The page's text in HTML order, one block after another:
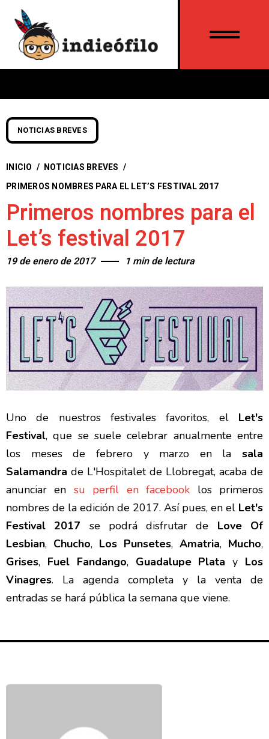
NOTICIAS BREVES
INICIO / NOTICIAS BREVES /
PRIMEROS NOMBRES PARA EL LET’S FESTIVAL 2017
Primeros nombres para el
Let’s festival 2017
19 de enero de 2017 1 min de lectura
Uno de nuestros festivales favoritos, el Let's
Festival, que se suele celebrar anualmente entre
los meses de febrero y marzo en la sala
Salamandra de L'Hospitalet de Llobregat, acaba de
anunciar en su perfil en facebook los primeros
nombres de la edición de 2017. Así pues, en el Let's
Festival 2017 se podrá disfrutar de Love Of
Lesbian, Chucho, Los Punsetes, Amatria, Mucho,
Grises, Fuel Fandango, Guadalupe Plata y Los
Vinagres. La agenda completa y la venta de
entradas se hará pública la semana que viene.